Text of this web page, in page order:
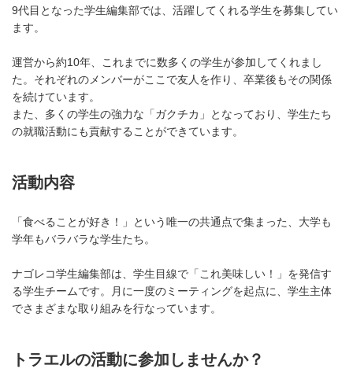
9代目となった学生編集部では、活躍してくれる学生を募集してい
ます。
運営から約10年、これまでに数多くの学生が参加してくれまし
た。それぞれのメンバーがここで友人を作り、卒業後もその関係
を続けています。
また、多くの学生の強力な「ガクチカ」となっており、学生たち
の就職活動にも貢献することができています。
活動内容
「食べることが好き！」という唯一の共通点で集まった、大学も
学年もバラバラな学生たち。
ナゴレコ学生編集部は、学生目線で「これ美味しい！」を発信す
る学生チームです。月に一度のミーティングを起点に、学生主体
でさまざまな取り組みを行なっています。
トラエルの活動に参加しませんか？